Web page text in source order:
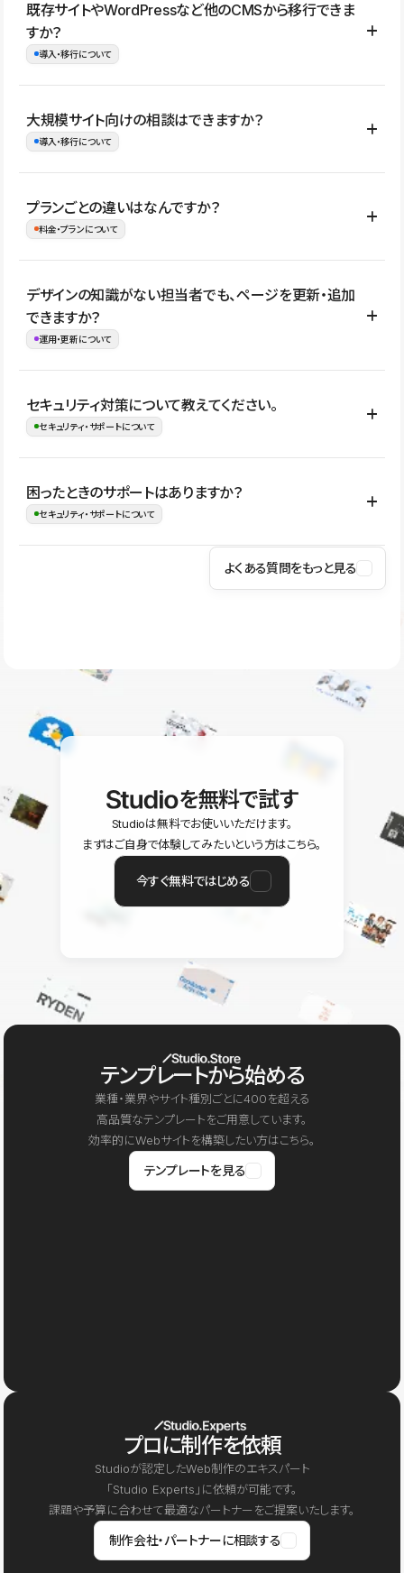
コーポレートサイト、サービスサイト、LP、採用サイト、ブロ
グ・メディア、イベントサイト、店舗・商品紹介サイト、ポートフ
ォリオなど幅広く制作できます。
既存サイトやWordPressなど他のCMSから移行できま
すか？
導入・移行について
はい。既存サイトの構成やコンテンツ、URLを整理したうえで、
Studio上に再構築する形で移行できます。 WordPressの場合は、
イト全体のデザインや設定がそのまま移行されるわけではないた
め、移行後にページ構成やデザイン、CMS設計、URL・リダイレク
大規模サイト向けの相談はできますか？
導入・移行について
はい。アクセス規模が大きいサイトや、複数部門での運用、権限管
理、セキュリティ確認、既存システムとの連携など、個別の要件が
ない段階でも、お問い合わせください。
お問合せはこちら
プランごとの違いはなんですか？
料金・プランについて
公開ページ数、バージョン履歴の期間、CMS利用数の上限、権限
管理の有無などがプランごとに異なります。詳しくは料金プランペ
ージをご覧ください。
デザインの知識がない担当者でも、ページを更新・追加
できますか？
運用・更新について
はい。CMSやコンポーネントを活用して更新範囲を設計しておく
ことで、デザインを崩しにくい状態で運用できます。 さらにコン
ながらレイアウトに影響を与えずに更新作業を進めやすくなりま
す。
セキュリティ対策について教えてください。
セキュリティ・サポートについて
Studioでは、公開サイトやサービスを安全に利用できるよう、通信
の暗号化、データ保護、アクセス管理、脆弱性対策など、複数の観
はSSL/TLSによる通信暗号化に対応しており、悪質なスクリプトの
困ったときのサポートはありますか？
セキュリティ・サポートについて
操作方法や機能については、ヘルプセンターでご確認いただけま
ユーザー同士で質問・相談できるコミュニティもご利用ください。
よくある質問をもっと見る
を無料で試す
Studioは無料でお使いいただけます。
まずはご自身で体験してみたいという方はこちら。
今すぐ無料ではじめる
テンプレートから始める
業種・業界やサイト種別ごとに400を超える
高品質なテンプレートをご用意しています。
効率的にWebサイトを構築したい方はこちら。
テンプレートを見る
プロに制作を依頼
Studioが認定したWeb制作のエキスパート
「Studio Experts」に依頼が可能です。
課題や予算に合わせて最適なパートナーをご提案いたします。
制作会社・パートナーに相談する